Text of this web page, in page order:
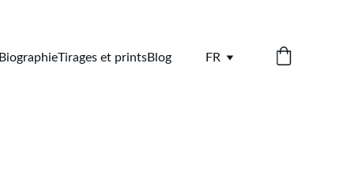
BiographieTirages et printsBlog FR